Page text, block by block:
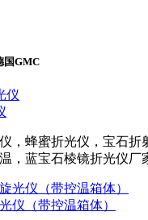
国GMC
，蜂蜜折光仪，宝石折
，蓝宝石棱镜折光仪厂
仪（带控温箱体）